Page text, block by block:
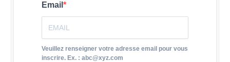
Email
Veuillez renseigner votre adresse email pour vous
inscrire. Ex. : abc@xyz.com